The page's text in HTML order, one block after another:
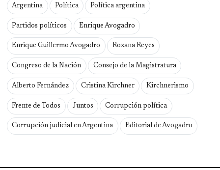
Argentina Política Política argentina
Partidos políticos Enrique Avogadro
Enrique Guillermo Avogadro Roxana Reyes
Congreso de la Nación Consejo de la Magistratura
Alberto Fernández Cristina Kirchner Kirchnerismo
Frente de Todos Juntos Corrupción política
Corrupción judicial en Argentina Editorial de Avogadro